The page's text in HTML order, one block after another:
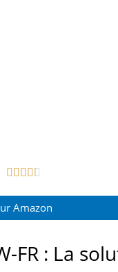
    
t
Amazon
FR : La